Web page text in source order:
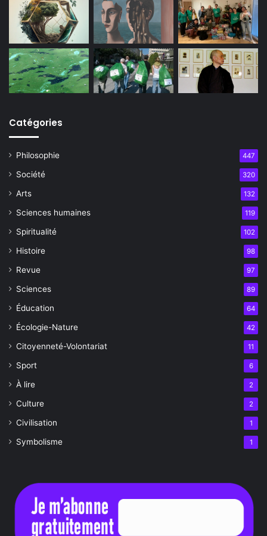
Catégories
Philosophie 447
Société 320
Arts 132
Sciences humaines 119
Spiritualité 102
Histoire 98
Revue 97
Sciences 89
Éducation 64
Écologie-Nature 42
Citoyenneté-Volontariat 11
Sport 6
À lire 2
Culture 2
Civilisation 1
Symbolisme 1